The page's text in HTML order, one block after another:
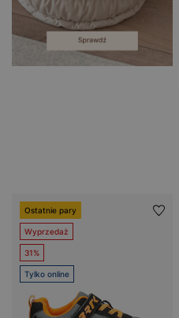
Ostatnie pary
Wyprzedaż
31%
Tylko online